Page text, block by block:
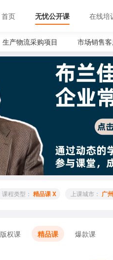
首页 无忧公开课 在线培
生产物流采购项目 市场销售
课程类型： 精品课 X 上课城市： 广
版权课 精品课 爆款课